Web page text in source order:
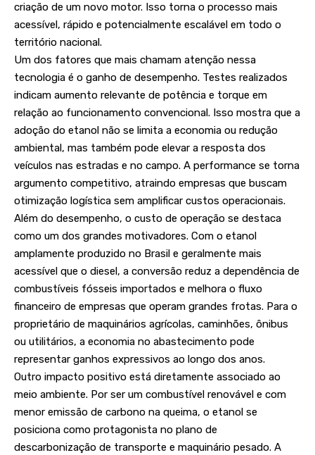
criação de um novo motor. Isso torna o processo mais
acessível, rápido e potencialmente escalável em todo o
território nacional.
Um dos fatores que mais chamam atenção nessa
tecnologia é o ganho de desempenho. Testes realizados
indicam aumento relevante de potência e torque em
relação ao funcionamento convencional. Isso mostra que a
adoção do etanol não se limita a economia ou redução
ambiental, mas também pode elevar a resposta dos
veículos nas estradas e no campo. A performance se torna
argumento competitivo, atraindo empresas que buscam
otimização logística sem amplificar custos operacionais.
Além do desempenho, o custo de operação se destaca
como um dos grandes motivadores. Com o etanol
amplamente produzido no Brasil e geralmente mais
acessível que o diesel, a conversão reduz a dependência de
combustíveis fósseis importados e melhora o fluxo
financeiro de empresas que operam grandes frotas. Para o
proprietário de maquinários agrícolas, caminhões, ônibus
ou utilitários, a economia no abastecimento pode
representar ganhos expressivos ao longo dos anos.
Outro impacto positivo está diretamente associado ao
meio ambiente. Por ser um combustível renovável e com
menor emissão de carbono na queima, o etanol se
posiciona como protagonista no plano de
descarbonização de transporte e maquinário pesado. A